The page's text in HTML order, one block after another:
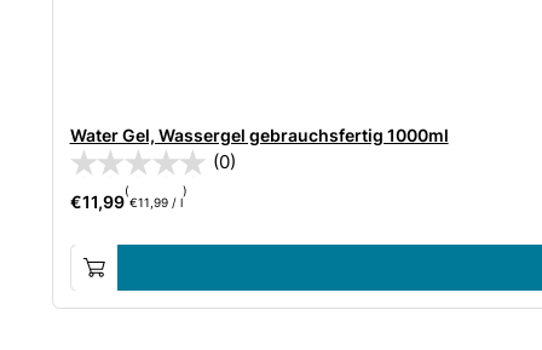
Water Gel, Wassergel gebrauchsfertig 1000ml
(0)
€11,99
(
€11,99/ l
)